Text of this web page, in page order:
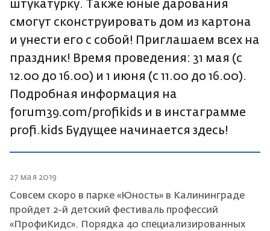
штукатурку. Также юные дарования
смогут сконструировать дом из картона
и унести его с собой! Приглашаем всех на
праздник! Время проведения: 31 мая (с
12.00 до 16.00) и 1 июня (с 11.00 до 16.00).
Подробная информация на
forum39.com/profikids и в инстаграмме
profi.kids Будущее начинается здесь!
27 мая 2019
Совсем скоро в парке «Юность» в Калининграде
пройдет 2-й детский фестиваль профессий
«ПрофиКидс». Порядка 40 специализированных